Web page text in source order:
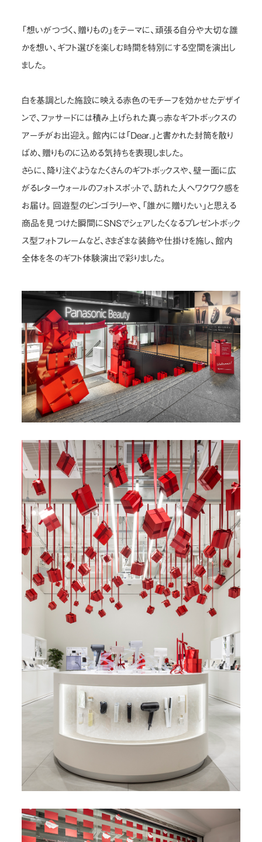
「想いがつづく、贈りもの」をテーマに、頑張る自分や大切な誰
かを想い、ギフト選びを楽しむ時間を特別にする空間を演出し
ました。
白を基調とした施設に映える赤色のモチーフを効かせたデザイ
ンで、ファサードには積み上げられた真っ赤なギフトボックスの
アーチがお出迎え。館内には「Dear.」と書かれた封筒を散り
ばめ、贈りものに込める気持ちを表現しました。
さらに、降り注ぐようなたくさんのギフトボックスや、壁一面に広
がるレターウォールのフォトスポットで、訪れた人へワクワク感を
お届け。回遊型のビンゴラリーや、「誰かに贈りたい」と思える
商品を見つけた瞬間にSNSでシェアしたくなるプレゼントボック
ス型フォトフレームなど、さまざまな装飾や仕掛けを施し、館内
全体を冬のギフト体験演出で彩りました。